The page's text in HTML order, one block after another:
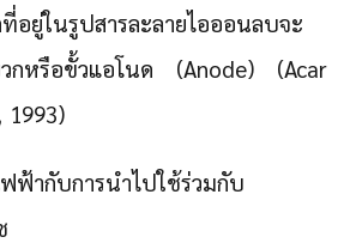
ยู่ในรูปสารละลายไอออนลบจะ
วกหรือขั้วแอโนด (Anode) (Acar
1993)
ฟ้ากับการนำไปใช้ร่วมกับ